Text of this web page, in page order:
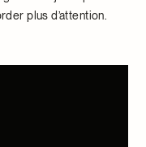
plus d’attention.